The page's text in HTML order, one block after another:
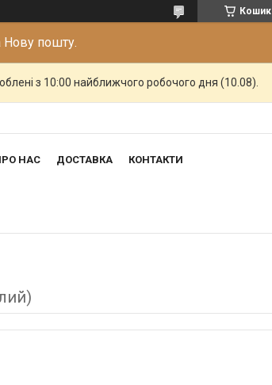
Кошик
Нову пошту.
з 10:00 найближчого робочого дня (10.08).
НАС ДОСТАВКА КОНТАКТИ